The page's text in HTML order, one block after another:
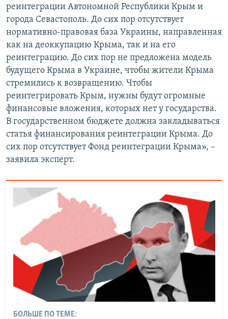
реинтеграции Автономной Республики Крым и
города Севастополь. До сих пор отсутствует
нормативно-правовая база Украины, направленная
как на деоккупацию Крыма, так и на его
реинтеграцию. До сих пор не предложена модель
будущего Крыма в Украине, чтобы жители Крыма
стремились к возвращению. Чтобы
реинтегрировать Крым, нужны будут огромные
финансовые вложения, которых нет у государства.
В государственном бюджете должна закладываться
статья финансирования реинтеграции Крыма. До
сих пор отсутствует Фонд реинтеграции Крыма», –
заявила эксперт.
БОЛЬШЕ ПО ТЕМЕ: